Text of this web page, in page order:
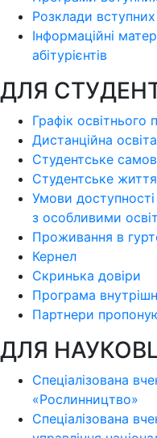
Розклади
Інформаційні
абітурієнтів
ДЛЯ
Графік
Дистанційна освіта
Студентське
Студентське життя
Умови доступності
з особливими
Проживання в
Кернел
Скринька довіри
Програма
Партнери
ДЛЯ
Спеціалізована
«Рослинництво»
Спеціалізована